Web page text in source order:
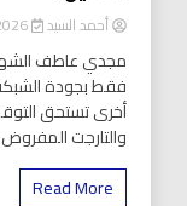
أحمد السيد 2026-08-10
مجدي عاطف
فقط بجودة
أخرى تستحق
والتارجت
Read More